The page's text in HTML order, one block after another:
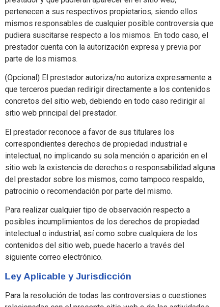
pertenecen a sus respectivos propietarios, siendo ellos
mismos responsables de cualquier posible controversia que
pudiera suscitarse respecto a los mismos. En todo caso, el
prestador cuenta con la autorización expresa y previa por
parte de los mismos.
(Opcional) El prestador autoriza/no autoriza expresamente a
que terceros puedan redirigir directamente a los contenidos
concretos del sitio web, debiendo en todo caso redirigir al
sitio web principal del prestador.
El prestador reconoce a favor de sus titulares los
correspondientes derechos de propiedad industrial e
intelectual, no implicando su sola mención o aparición en el
sitio web la existencia de derechos o responsabilidad alguna
del prestador sobre los mismos, como tampoco respaldo,
patrocinio o recomendación por parte del mismo.
Para realizar cualquier tipo de observación respecto a
posibles incumplimientos de los derechos de propiedad
intelectual o industrial, así como sobre cualquiera de los
contenidos del sitio web, puede hacerlo a través del
siguiente correo electrónico.
Ley Aplicable y Jurisdicción
Para la resolución de todas las controversias o cuestiones